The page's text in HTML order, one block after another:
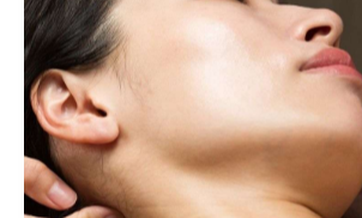
皮チェックを受け、最適な施術内容を
とがポイントです。
ヘッドスパで睡眠の質が向上する理
ヘッドスパが睡眠の質向上に役立つの
ジによって副交感神経が優位になり、